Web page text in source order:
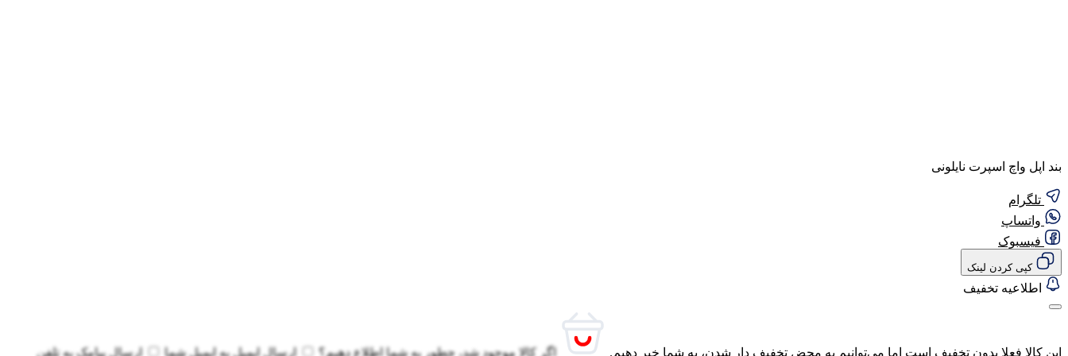
بند اپل واچ اسپرت نایلونی
تلگرام
واتساپ
فیسبوک
کپی کردن لینک
اطلاعیه تخفیف
این کالا فعلا بدون تخفیف است اما می‌توانیم به محض تخفیف دار شدن، به شما خبر دهیم. اگر کالا موجود شد، چطور به شما اطلاع دهیم؟ ارسال ایمیل به ایمیل شما ارسال پیامک به تلفن